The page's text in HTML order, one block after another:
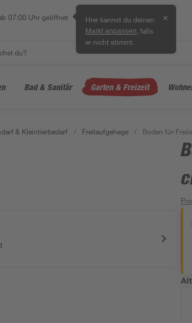
07:00 Uhr geöffnet Hier kannst du deinen
Markt anpassen , falls
er nicht stimmt.
✕
Bad & Sanitär Garten & Freizeit
& Kleintierbedarf / Freilaufgehege / Boden für